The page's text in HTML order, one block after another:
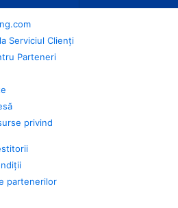
Serviciul Clienți
Parteneri
privind
partenerilor